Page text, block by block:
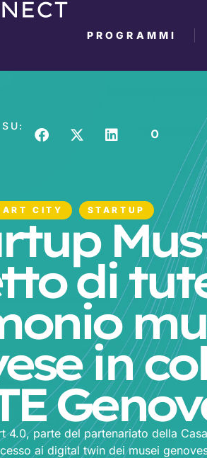
PROGRAMMI
0
CITY STARTUP
di
in
4.0, parte del partenariato della
ai digital twin dei musei